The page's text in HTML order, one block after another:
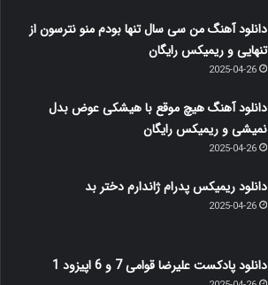
دانلود آهنگ من سی سال تنها بودم منو نترسون از
تنهایی و ریمیکس رایگان
2025-04-26
دانلود آهنگ هیچ موقع با هیشکی عوض بدل
نمیشی و ریمیکس رایگان
2025-04-26
دانلود ریمیکس پدرام ژاندارم دختر بد
2025-04-26
دانلود پادکست علیرضا قوامی 7 و 6 اپیزود 1